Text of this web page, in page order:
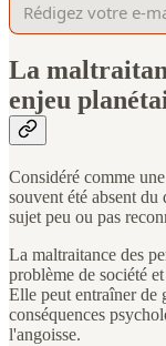
La
enjeu
Considéré comme
souvent été absent
sujet peu ou pas
La maltraitance des
problème de société
Elle peut entraîner de
conséquences
l'angoisse.